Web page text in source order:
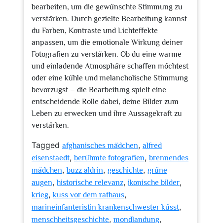
bearbeiten, um die gewünschte Stimmung zu
verstärken. Durch gezielte Bearbeitung kannst
du Farben, Kontraste und Lichteffekte
anpassen, um die emotionale Wirkung deiner
Fotografien zu verstärken. Ob du eine warme
und einladende Atmosphäre schaffen möchtest
oder eine kühle und melancholische Stimmung
bevorzugst – die Bearbeitung spielt eine
entscheidende Rolle dabei, deine Bilder zum
Leben zu erwecken und ihre Aussagekraft zu
verstärken.
Tagged afghanisches mädchen, alfred
eisenstaedt,berühmte fotografien,brennendes
mädchen,buzz aldrin, geschichte, grüne
augen,historische relevanz, ikonische bilder,
krieg,kuss vor dem rathaus,
marineinfanteristin krankenschwester küsst,
menschheitsgeschichte, mondlandung,